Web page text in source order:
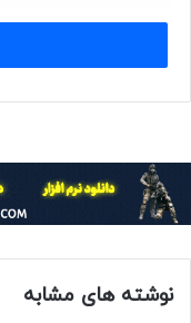
منبع : زومیت
شاتر
نوشته های مشابه